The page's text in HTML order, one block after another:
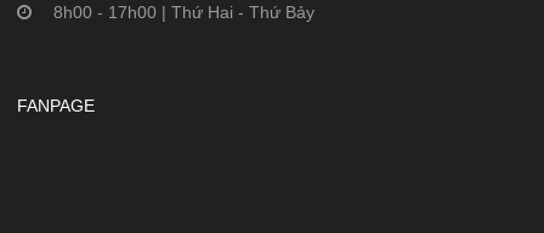
8h00 - 17h00 | Thứ Hai - Thứ Bảy
FANPAGE